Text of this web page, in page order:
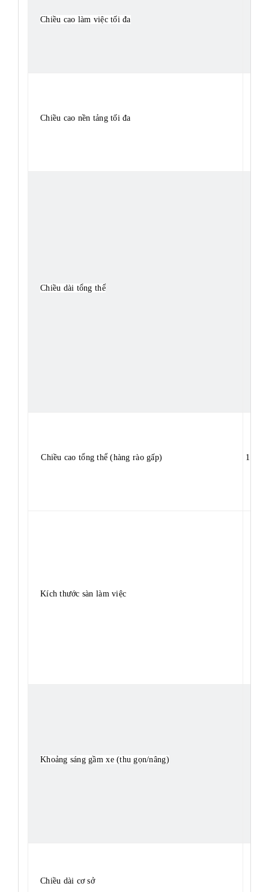
Chiều cao làm việc tối đa
Chiều cao nền tảng tối đa
Chiều dài tổng thể
Chiều cao tổng thể (hàng rào gấp) 1.80m
Kích thước sàn làm việc
Khoảng sáng gầm xe (thu gọn/nâng)
Chiều dài cơ sở